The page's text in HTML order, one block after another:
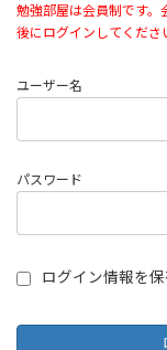
勉強部屋は会員制です。
後にログインしてくださ
ユーザー名
パスワード
ログイン情報を保